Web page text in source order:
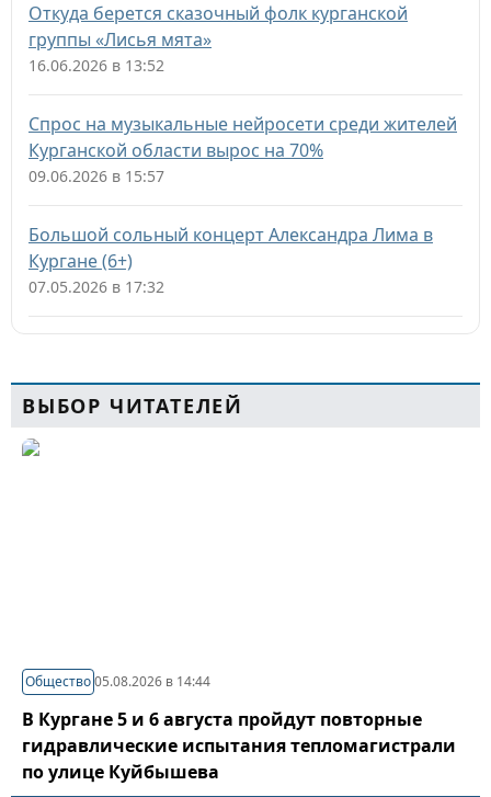
Откуда берется сказочный фолк курганской
группы «Лисья мята»
16.06.2026 в 13:52
Спрос на музыкальные нейросети среди жителей
Курганской области вырос на 70%
09.06.2026 в 15:57
Большой сольный концерт Александра Лима в
Кургане (6+)
07.05.2026 в 17:32
ВЫБОР ЧИТАТЕЛЕЙ
Общество05.08.2026 в 14:44
В Кургане 5 и 6 августа пройдут повторные
гидравлические испытания тепломагистрали
по улице Куйбышева